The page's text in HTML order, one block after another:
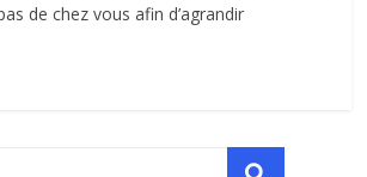
de chez vous afin d’agrandir